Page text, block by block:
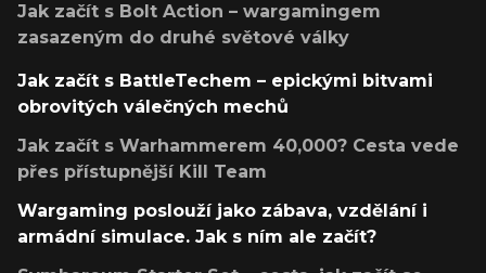
Jak začít s Bolt Action – wargamingem
zasazeným do druhé světové války
Jak začít s BattleTechem – epickými bitvami
obrovitých válečných mechů
Jak začít s Warhammerem 40,000? Cesta vede
přes přístupnější Kill Team
Wargaming poslouží jako zábava, vzdělání i
armádní simulace. Jak s ním ale začít?